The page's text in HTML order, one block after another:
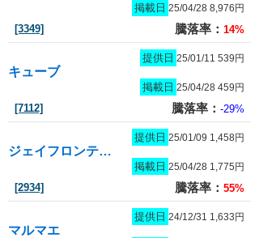
掲載日 25/04/28 8,976円
[3349] 騰落率： 14%
キューブ
提供日 25/01/11 539円
掲載日 25/04/28 459円
[7112] 騰落率： -29%
ジェイフロンティア
提供日 25/01/09 1,458円
掲載日 25/04/28 1,775円
[2934] 騰落率： 55%
マルマエ
提供日 24/12/31 1,633円